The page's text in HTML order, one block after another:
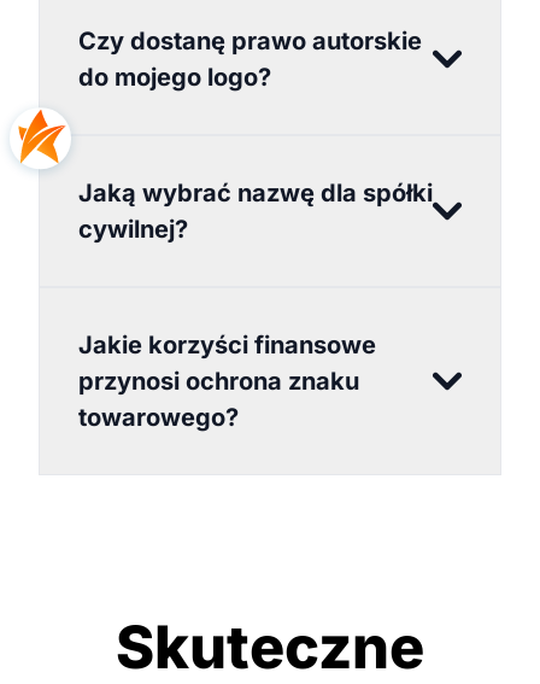
Czy dostanę prawo autorskie
do mojego logo?
Jaką wybrać nazwę dla spółki
cywilnej?
Jakie korzyści finansowe
przynosi ochrona znaku
towarowego?
Skuteczne